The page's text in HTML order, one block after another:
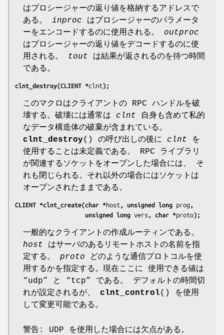
はプロシージャーの返り値を格納するアドレスで
ある。 inproc はプロシージャーのパラメータ
ーをエンコードするのに使用される。 outproc
はプロシージャーの返り値をデコードするのに使
用される。
tout は結果が返されるのを待つ時間
である。
clnt_destroy(CLIENT *clnt);
このマクロはクライアントの RPC ハンドルを破
壊する。破壊には通常は clnt 自身も含めて私的
なデータ構造体の破棄が含まれている。
clnt_destroy() の呼び出しの後に clnt を
使用することは未定義である。 RPC ライブラリ
が関連するソケットをオープンした場合には、 そ
れも閉じられる。それ以外の場合にはソケットは
オープンされたままである。
CLIENT *clnt_create(char *host , unsigned long prog ,
                    unsigned long
vers , char *proto);
一般的なクライアントの作成ルーティンである。
host はサーバのあるリモートホストの名前を指
定する。 proto どのような通信プロトコルを使
用するかを指定する。現在ここに 使用できる値は
“udp” と “tcp” である。 デフォルトの時間切
れが設定されるが、 clnt_control() を使用
して変更可能である。
警告: UDP を使用した場合には欠点がある。